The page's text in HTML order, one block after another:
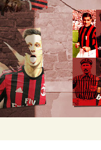
heverő blog egy